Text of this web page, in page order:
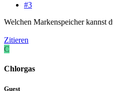
#3
Welchen Markenspeicher kannst
Zitieren
C
Chlorgas
Guest